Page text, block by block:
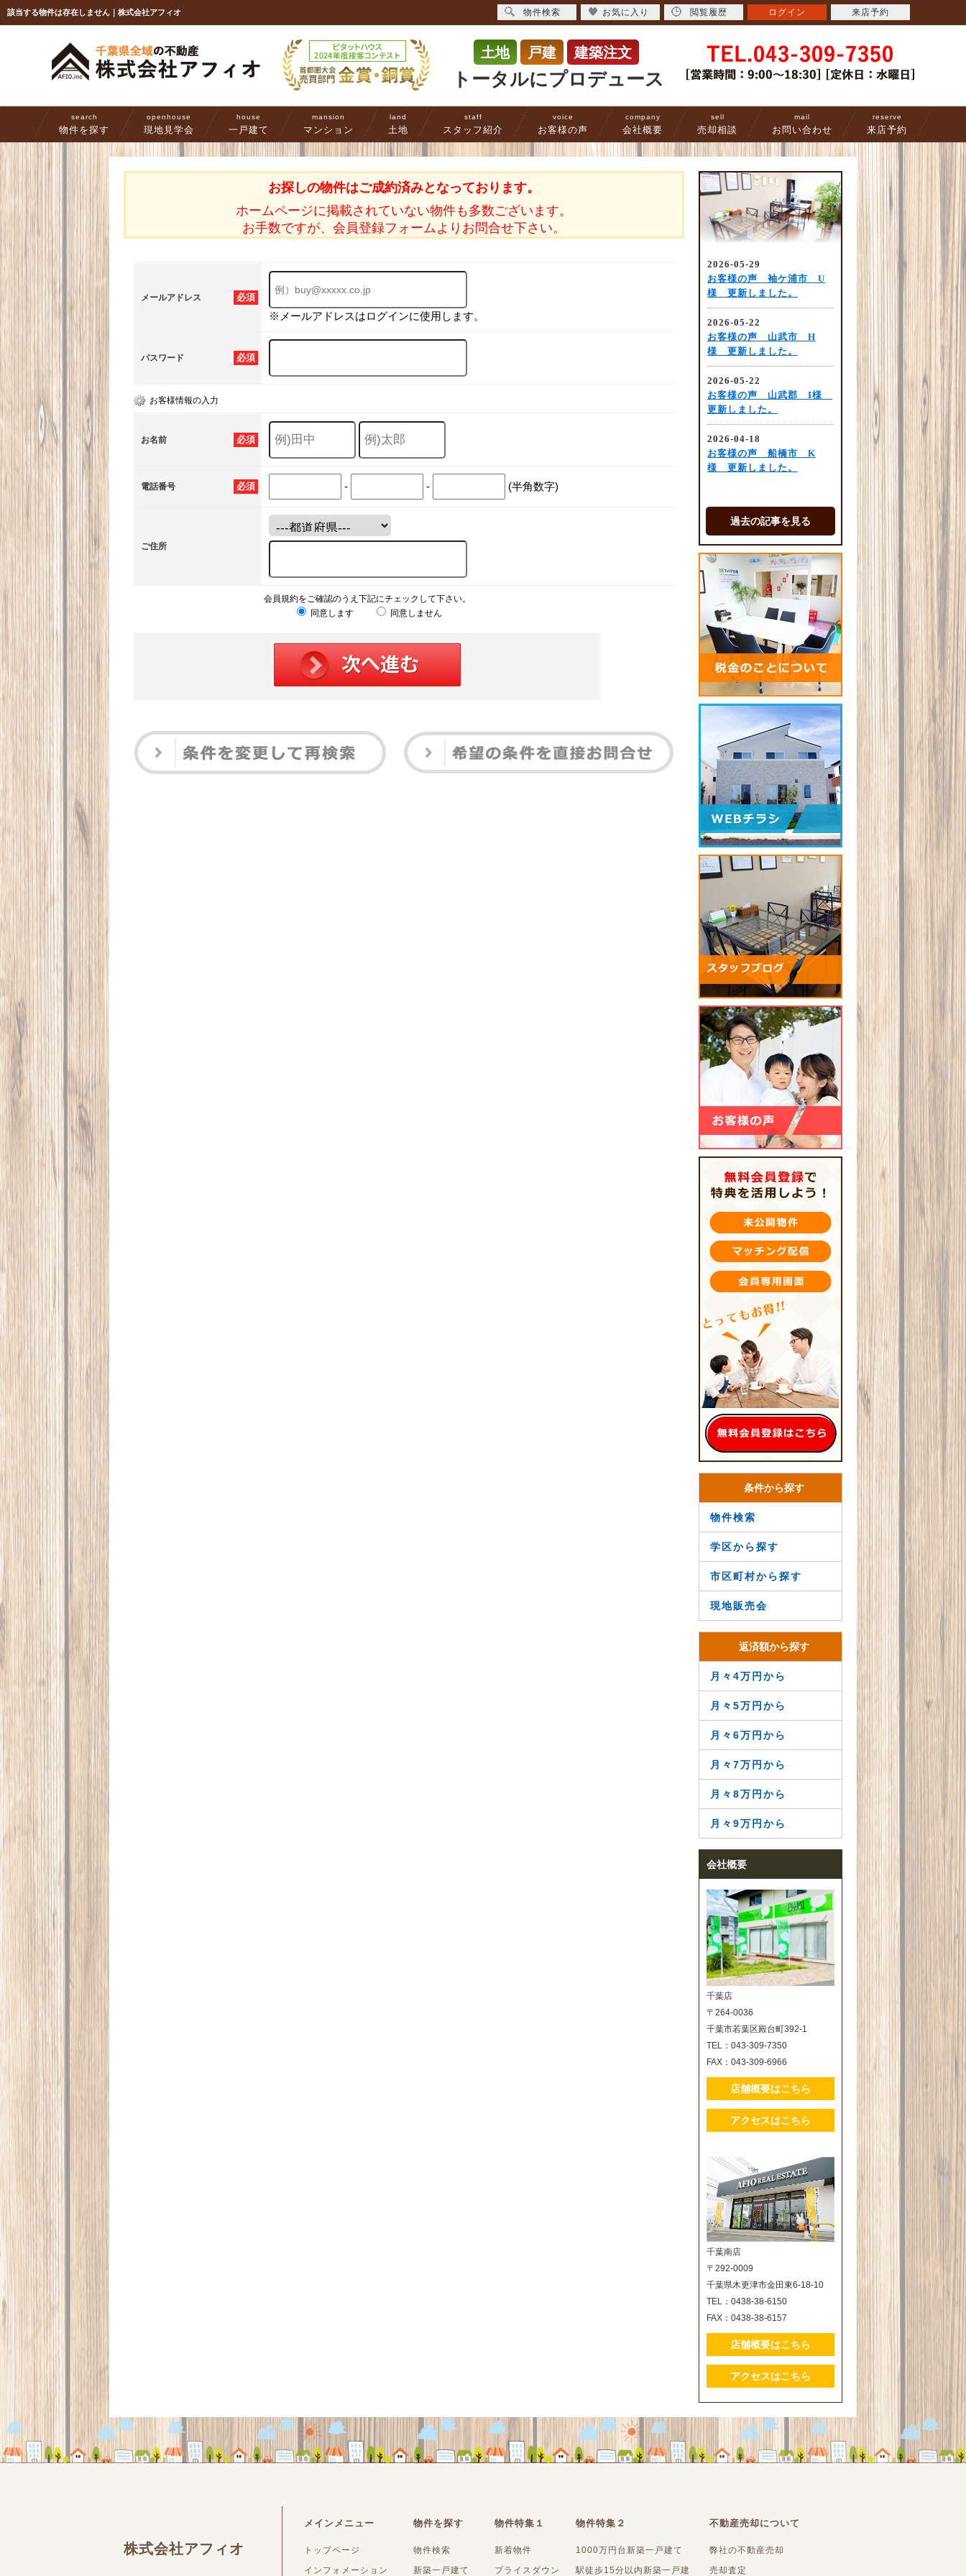
該当する物件は存在しません｜株式会社アフィオ
土地 戸建 建築注文
トータルにプロデュース
search
物件を探す
openhouse
現地見学会
house
一戸建て
mansion
マンション
land
土地
staff
スタッフ紹介
voice
お客様の声
company
会社概要
sell
売却相談
mail
お問い合わせ
reserve
来店予約
お探しの物件はご成約済みとなっております。
ホームページに掲載されていない物件も多数ございます。
お手数ですが、会員登録フォームよりお問合せ下さい。
必須
メールアドレス
※メールアドレスはログインに使用します。
必須
パスワード
お客様情報の入力
必須
お名前
必須
電話番号 - - (半角数字)
ご住所
会員規約をご確認のうえ下記にチェックして下さい。
同意します
同意しません
過去の記事を見る
条件から探す
物件検索
学区から探す
市区町村から探す
現地販売会
返済額から探す
月々4万円から
月々5万円から
月々6万円から
月々7万円から
月々8万円から
月々9万円から
会社概要
千葉店
〒264-0036
千葉市若葉区殿台町392-1
TEL：043-309-7350
FAX：043-309-6966
店舗概要はこちら
アクセスはこちら
千葉南店
〒292-0009
千葉県木更津市金田東6-18-10
TEL：0438-38-6150
FAX：0438-38-6157
店舗概要はこちら
アクセスはこちら
株式会社アフィオ
メインメニュー
トップページ
インフォメーション
物件を探す
物件検索
新築一戸建て
物件特集１
新着物件
プライスダウン
物件特集２
1000万円台新築一戸建て
駅徒歩15分以内新築一戸建
不動産売却について
弊社の不動産売却
売却査定
物件検索 お気に入り 閲覧履歴 ログイン 来店予約